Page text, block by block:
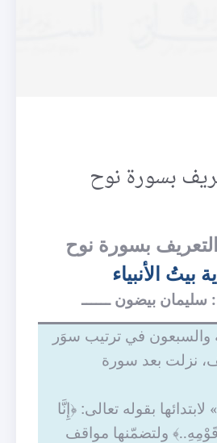
بسورة نوح
بسورة نوح
بيتُ الأنبياء
سليمان بيضون ــــــ
والسبعون في ترتيب سوَر
نزلت بعد سورة
لابتدائها بقوله تعالى: ﴿إِنَّا
ولتضمّنها مواقف